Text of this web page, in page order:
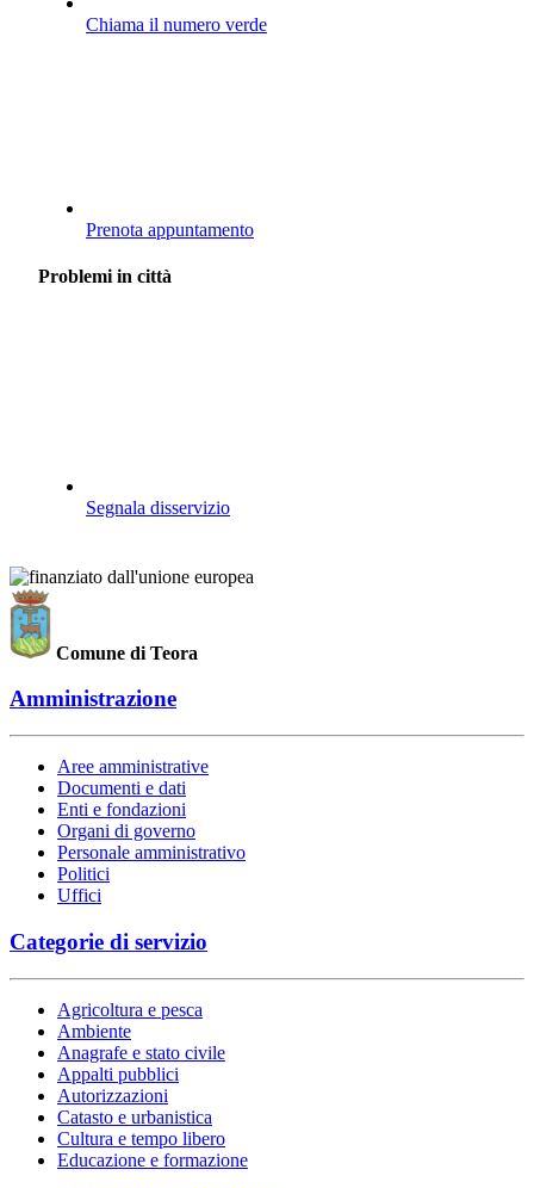
Chiama il numero verde
Prenota appuntamento
Problemi in città
Segnala disservizio
Comune di Teora
Amministrazione
Aree amministrative
Documenti e dati
Enti e fondazioni
Organi di governo
Personale amministrativo
Politici
Uffici
Categorie di servizio
Agricoltura e pesca
Ambiente
Anagrafe e stato civile
Appalti pubblici
Autorizzazioni
Catasto e urbanistica
Cultura e tempo libero
Educazione e formazione